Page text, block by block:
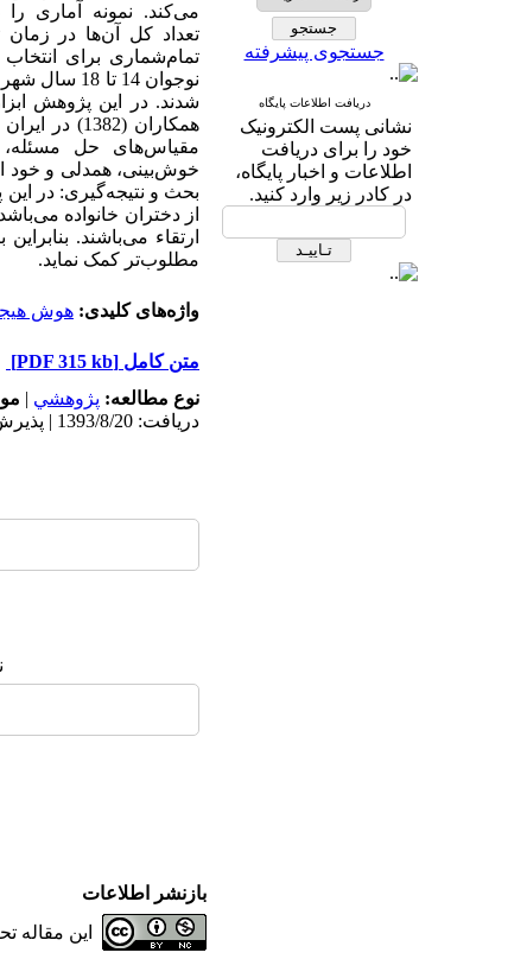
جستجوی پیشرفته
دریافت اطلاعات پایگاه
نشانی پست الکترونیک
خود را برای دریافت
اطلاعات و اخبار پایگاه،
در کادر زیر وارد کنید.
نوجوان
همکاران
مقیاس‌های حل مسئله،
خوش‌بینی، همدلی و خود
بحث و نتیجه‌گیری: در
از دختران خانواده
ارتقاء می‌باشند.
مطلوب‌تر کمک نماید.
واژه‌های کلیدی: هوش
متن کامل [PDF 315 kb]
نوع مطالعه: پژوهشي |
دریافت: 1393/8/20 | پذیرش: 1393/9/13 | انتشار: 1394/5/1
بازنشر اطلاعات
این مقاله